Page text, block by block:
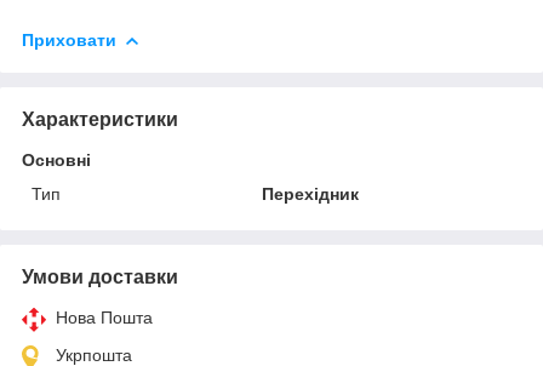
Приховати
Характеристики
Основні
Тип
Перехідник
Умови доставки
Нова Пошта
Укрпошта